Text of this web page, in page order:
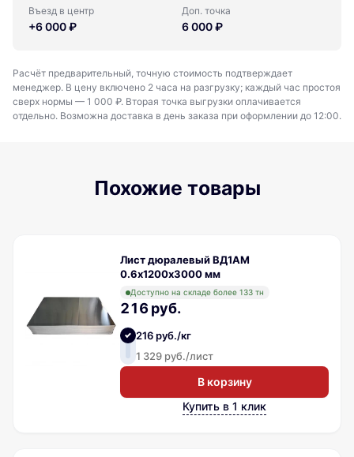
Въезд в центр
+6 000 ₽
Доп. точка
6 000 ₽
Расчёт предварительный, точную стоимость подтверждает
менеджер. В цену включено 2 часа на разгрузку; каждый час простоя
сверх нормы — 1 000 ₽. Вторая точка выгрузки оплачивается
отдельно. Возможна доставка в день заказа при оформлении до 12:00.
Похожие товары
Лист дюралевый ВД1АМ
0.6х1200х3000 мм
Доступно на складе более 133 тн
216 руб.
216 руб./кг
1 329 руб./лист
В корзину
Купить в 1 клик